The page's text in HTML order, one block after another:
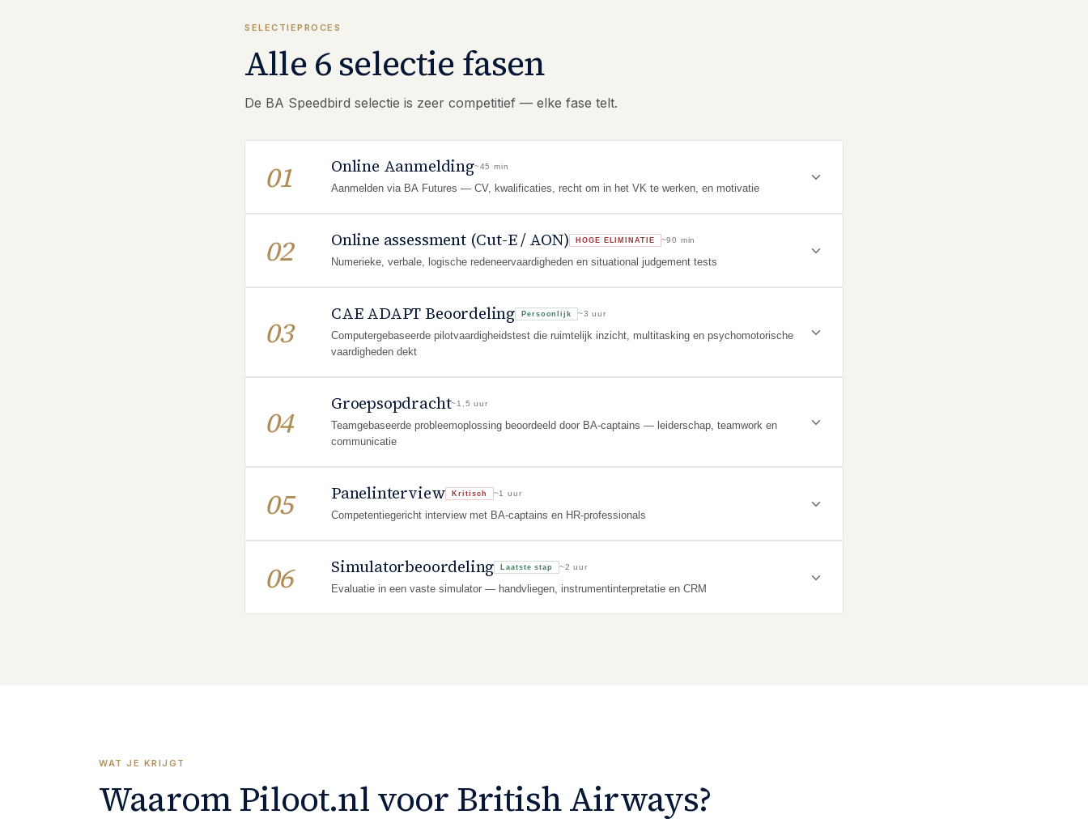
SELECTIEPROCES
Alle 6 selectie fasen
De BA Speedbird selectie is zeer competitief — elke fase telt.
01 Online Aanmelding~45 min
Aanmelden via BA Futures — CV, kwalificaties, recht om in het VK te werken, en motivatie
02 Online assessment (Cut-E / AON) HOGE ELIMINATIE ~90 min
Numerieke, verbale, logische redeneervaardigheden en situational judgement tests
03
CAE ADAPT Beoordeling Persoonlijk ~3 uur
Computergebaseerde pilotvaardigheidstest die ruimtelijk inzicht, multitasking en psychomotorische
vaardigheden dekt
04
Groepsopdracht~1,5 uur
Teamgebaseerde probleemoplossing beoordeeld door BA-captains — leiderschap, teamwork en
communicatie
05 Panelinterview Kritisch ~1 uur
Competentiegericht interview met BA-captains en HR-professionals
06 Simulatorbeoordeling Laatste stap ~2 uur
Evaluatie in een vaste simulator — handvliegen, instrumentinterpretatie en CRM
WAT JE KRIJGT
Waarom Piloot.nl voor British Airways?